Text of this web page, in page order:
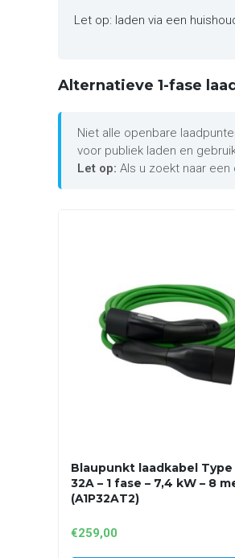
Let op: laden via een
Alternatieve 1-fase
Niet alle openbare
voor publiek laden en
Let op: Als u zoekt naar
Blaupunkt laadkabel Type
32A – 1 fase – 7,4 kW – 8
(A1P32AT2)
€259,00